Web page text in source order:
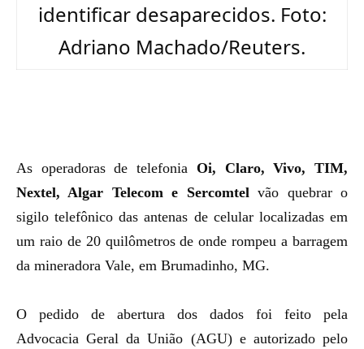
identificar desaparecidos. Foto:
Adriano Machado/Reuters.
As operadoras de telefonia Oi, Claro, Vivo, TIM,
Nextel, Algar Telecom e Sercomtelvão quebrar o
sigilo telefônico das antenas de celular localizadas em
um raio de 20 quilômetros de onde rompeu a barragem
da mineradora Vale, em Brumadinho, MG.
O pedido de abertura dos dados foi feito pela
Advocacia Geral da União (AGU)e autorizado pelo